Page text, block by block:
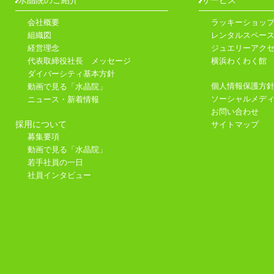
会社概要
組織図
経営理念
代表取締役社長 メッセージ
ダイバーシティ基本方針
動画で見る「水晶院」
ニュース・新着情報
採用について
募集要項
動画で見る「水晶院」
若手社員の一日
社員インタビュー
ラッキーショップ
レンタルスペー
ジュエリーアク
横浜わくわく館
個人情報保護方針
ソーシャルメデ
お問い合わせ
サイトマップ